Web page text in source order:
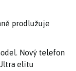
prodlužuje
Nový telefon
elitu